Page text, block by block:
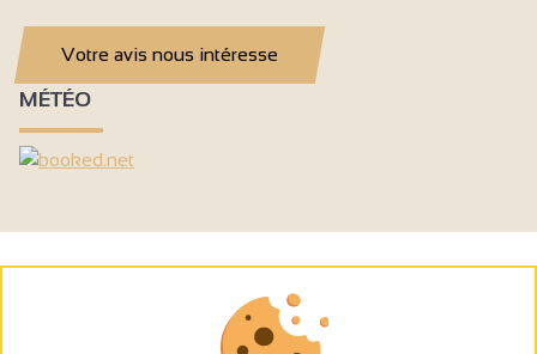
Votre avis nous intéresse
MÉTÉO